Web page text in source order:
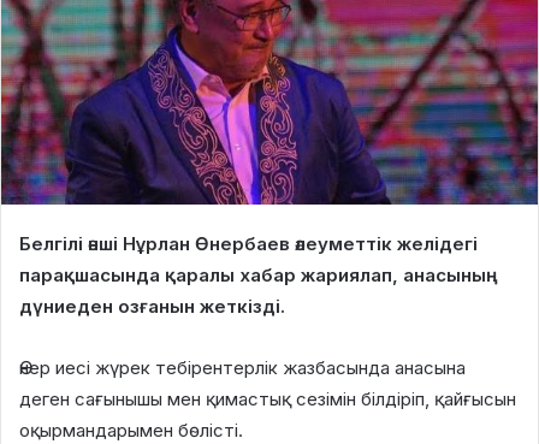
Белгілі әнші Нұрлан Өнербаев әлеуметтік желідегі
парақшасында қаралы хабар жариялап, анасының
дүниеден озғанын жеткізді.
Өнер иесі жүрек тебірентерлік жазбасында анасына
деген сағынышы мен қимастық сезімін білдіріп, қайғысын
оқырмандарымен бөлісті.